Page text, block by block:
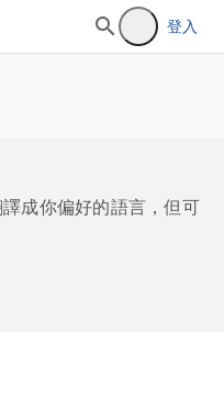
登入
成你偏好的語言，但可